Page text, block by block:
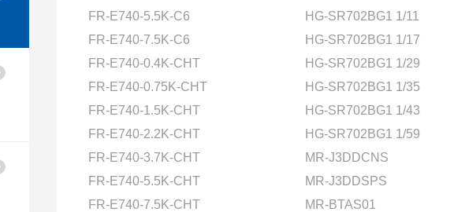
FR-E740-5.5K-C6
HG-SR702BG1 1/11
FR-E740-7.5K-C6
HG-SR702BG1 1/17
FR-E740-0.4K-CHT
HG-SR702BG1 1/29
FR-E740-0.75K-CHT
HG-SR702BG1 1/35
FR-E740-1.5K-CHT
HG-SR702BG1 1/43
FR-E740-2.2K-CHT
HG-SR702BG1 1/59
FR-E740-3.7K-CHT
MR-J3DDCNS
FR-E740-5.5K-CHT
MR-J3DDSPS
FR-E740-7.5K-CHT
MR-BTAS01